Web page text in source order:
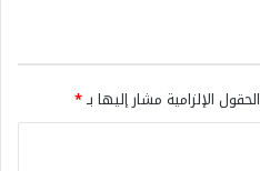
الحقول الإلزامية مشار إليها بـ*